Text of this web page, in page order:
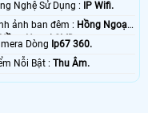
⚜️ Công Nghệ Sử Dụng :
IP Wifi.
🌚 Hình ảnh ban đêm : Hồng Ngoại
Ngoại SMD.
Dòng Ip67 360.
️🛃 Điểm Nỗi Bật :Thu Âm.